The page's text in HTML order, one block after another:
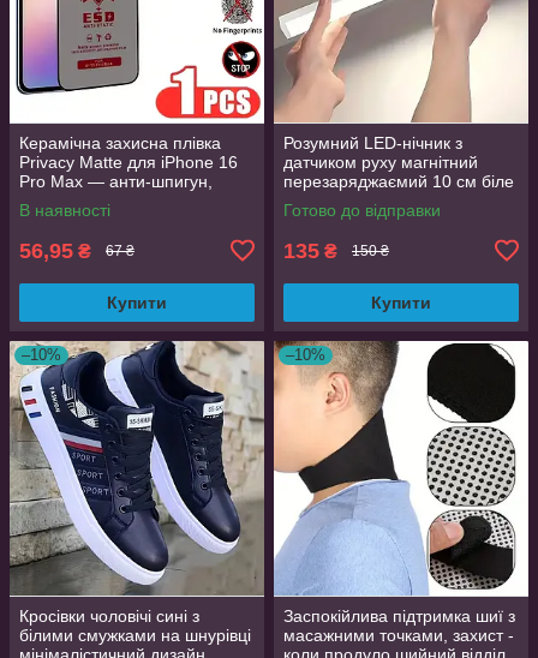
Керамічна захисна плівка
Privacy Matte для iPhone 16
Pro Max — анти-шпигун,
матова, Full Glue
В наявності
56,95 ₴ 67 ₴
Купити
Розумний LED-нічник з
датчиком руху магнітний
перезаряджаємий 10 см біле
світло
Готово до відправки
135 ₴ 150 ₴
Купити
–10%
Кросівки чоловічі сині з
білими смужками на шнурівці
–10%
Заспокійлива підтримка шиї з
масажними точками, захист -